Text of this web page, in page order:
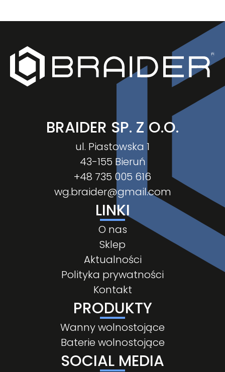
BRAIDER SP. Z O.O.
ul. Piastowska 1
43-155 Bieruń
+48 735 005 616
wg.braider@gmail.com
LINKI
O nas
Sklep
Aktualności
Polityka prywatności
Kontakt
PRODUKTY
Wanny wolnostojące
Baterie wolnostojące
SOCIAL MEDIA